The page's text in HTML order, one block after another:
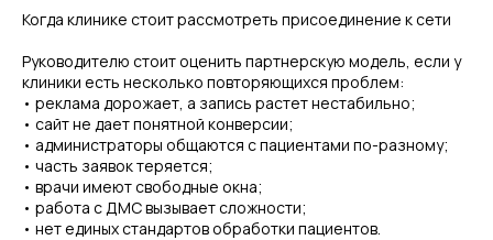
Когда клинике стоит рассмотреть присоединение к сети
Руководителю стоит оценить партнерскую модель, если у
клиники есть несколько повторяющихся проблем:
• реклама дорожает, а запись растет нестабильно;
• сайт не дает понятной конверсии;
• администраторы общаются с пациентами по-разному;
• часть заявок теряется;
• врачи имеют свободные окна;
• работа с ДМС вызывает сложности;
• нет единых стандартов обработки пациентов.